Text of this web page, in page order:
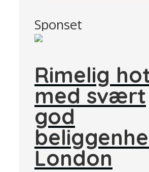
Sponset
Rimelig
med svært
god
London